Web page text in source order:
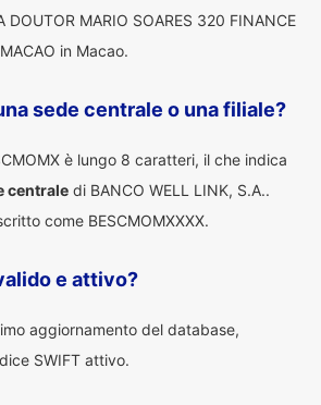
DOUTOR MARIO SOARES 320 FINANCE
in Macao.
sede centrale o una filiale?
è lungo 8 caratteri, il che indica
centrale di BANCO WELL LINK, S.A..
come BESCMOMXXXX.
e attivo?
aggiornamento del database,
SWIFT attivo.